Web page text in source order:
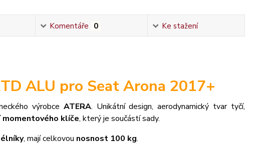
Komentáře 0 Ke stažení
ALU pro Seat Arona 2017+
výrobce ATERA. Unikátní design, aerodynamický tvar tyčí,
klíče, který je součástí sady.
, mají celkovou nosnost 100 kg.